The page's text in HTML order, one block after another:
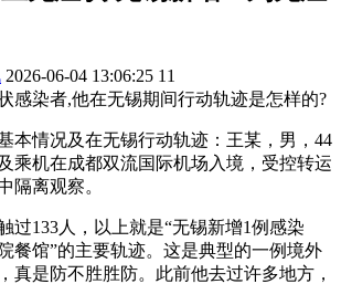
2026-06-04 13:06:25 11
感染者,他在无锡期间行动轨迹是怎样的?
本情况及在无锡行动轨迹：王某，男，44
乘机在成都双流国际机场入境，受控转运
隔离观察。
过133人，以上就是“无锡新增1例感染
餐馆”的主要轨迹。这是典型的一例境外
真是防不胜胜防。此前他去过许多地方，